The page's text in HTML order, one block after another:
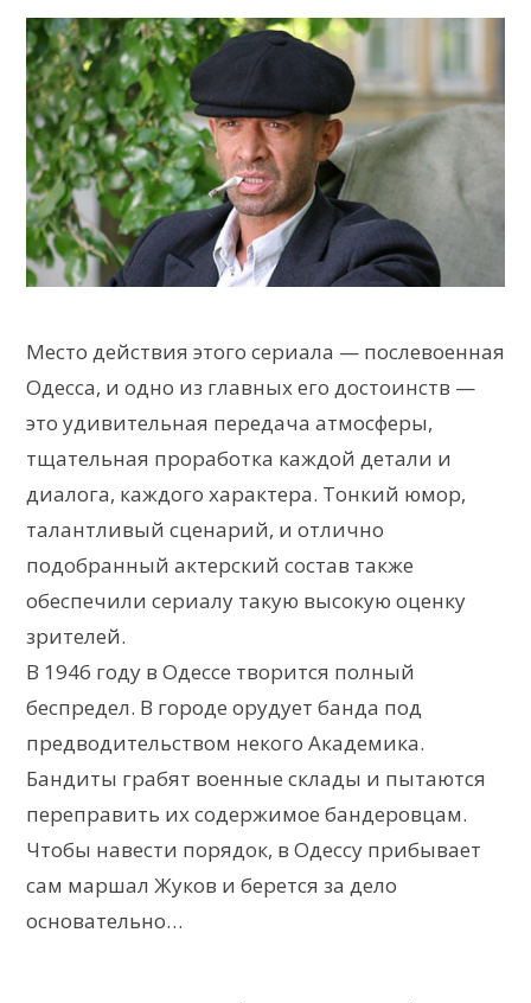
Место действия этого сериала — послевоенная
Одесса, и одно из главных его достоинств —
это удивительная передача атмосферы,
тщательная проработка каждой детали и
диалога, каждого характера. Тонкий юмор,
талантливый сценарий, и отлично
подобранный актерский состав также
обеспечили сериалу такую высокую оценку
зрителей.
В 1946 году в Одессе творится полный
беспредел. В городе орудует банда под
предводительством некого Академика.
Бандиты грабят военные склады и пытаются
переправить их содержимое бандеровцам.
Чтобы навести порядок, в Одессу прибывает
сам маршал Жуков и берется за дело
основательно…